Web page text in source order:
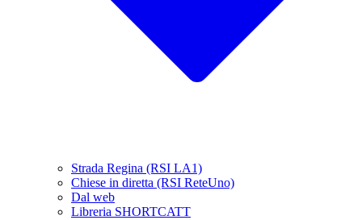
Strada Regina (RSI LA1)
Chiese in diretta (RSI ReteUno)
Dal web
Libreria SHORTCATT